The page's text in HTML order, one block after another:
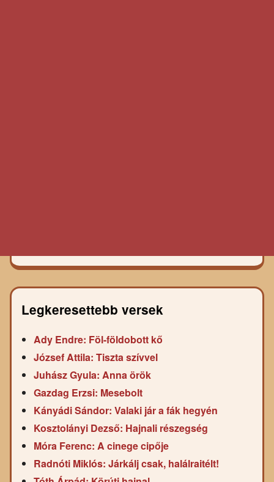
Legkeresettebb versek
Ady Endre: Föl-földobott kő
József Attila: Tiszta szívvel
Juhász Gyula: Anna örök
Gazdag Erzsi: Mesebolt
Kányádi Sándor: Valaki jár a fák hegyén
Kosztolányi Dezső: Hajnali részegség
Móra Ferenc: A cinege cipője
Radnóti Miklós: Járkálj csak, halálraitélt!